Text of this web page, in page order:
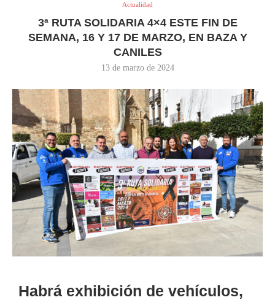
Actualidad
3ª RUTA SOLIDARIA 4×4 ESTE FIN DE
SEMANA, 16 Y 17 DE MARZO, EN BAZA Y
CANILES
13 de marzo de 2024
Habrá exhibición de vehículos,